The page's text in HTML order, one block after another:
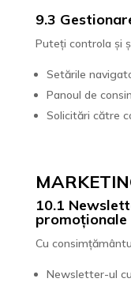
9.3
Puteți controla și
Setările
Panoul de
Solicitări către
10.1
promoționale
Cu
Newsletter-ul